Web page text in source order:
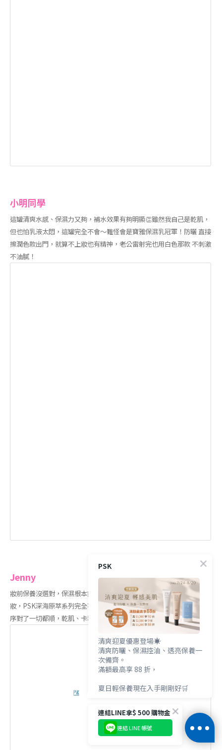
小明同學
這罐清爽水感、保濕力又夠，補水效果有夠明顯👏雖然我自己是乾肌，
但也怕乳液太悶，這罐完全不會～難怪會是寶雅保濕乳冠軍！防曬 直接
擦潤色款出門，就算不上妝也有精神，老公雷射完也用白色那款 不刺激
不油膩！
Jenny
妝前保養沒選對，保濕根本鎖不住，白天沒空敷面膜，要快速但超貼
妝，PSK深海原萃系列完全不黏，吸收超快！ 底妝服貼到晚上，保養順
序對了一切都順，乾肌、卡粉的人真的要試
PSK
清爽迎夏優惠登場☀️
清爽防曬、保濕控油、透亮保養一
次備齊。
滿額最高享 88 折，
夏日輕保養現在入手剛剛好🛒
連結LINE拿$ 500 購物金
連結 LINE 帳號